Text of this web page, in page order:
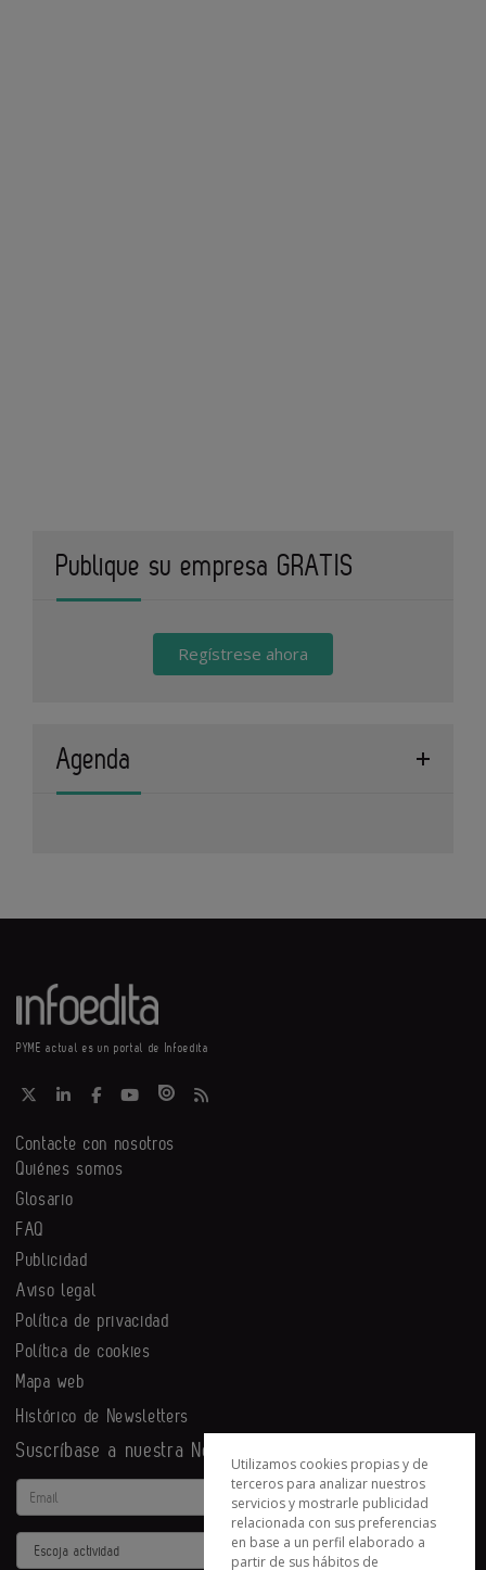
Publique su empresa GRATIS
Regístrese ahora
Agenda
PYME actual es un portal de Infoedita
Contacte con nosotros
Quiénes somos
Glosario
FAQ
Publicidad
Aviso legal
Política de privacidad
Política de cookies
Mapa web
Histórico de Newsletters
Suscríbase a nuestra Newsletter
Email
Actividad
Utilizamos cookies propias y de
terceros para analizar nuestros
servicios y mostrarle publicidad
relacionada con sus preferencias
en base a un perfil elaborado a
partir de sus hábitos de